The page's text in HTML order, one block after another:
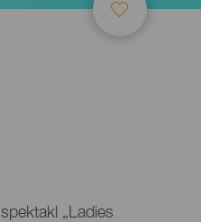
„Ladies